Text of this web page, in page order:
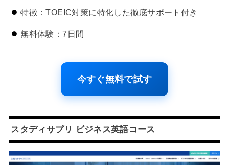
特徴：TOEIC対策に特化した徹底サポート付き
無料体験：7日間
今すぐ無料で試す
スタディサプリ ビジネス英語コース